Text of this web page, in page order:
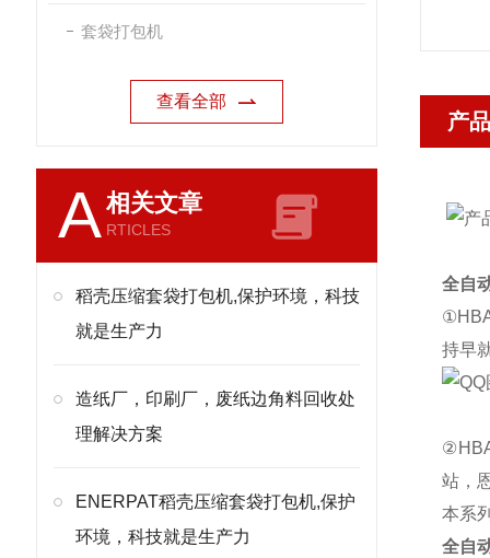
套袋打包机
查看全部
A相关文章
RTICLES
稻壳压缩套袋打包机,保护环境，科技
就是生产力
造纸厂，印刷厂，废纸边角料回收处
理解决方案
ENERPAT稻壳压缩套袋打包机,保护
环境，科技就是生产力
产
全自
持早
站，
本系
全自